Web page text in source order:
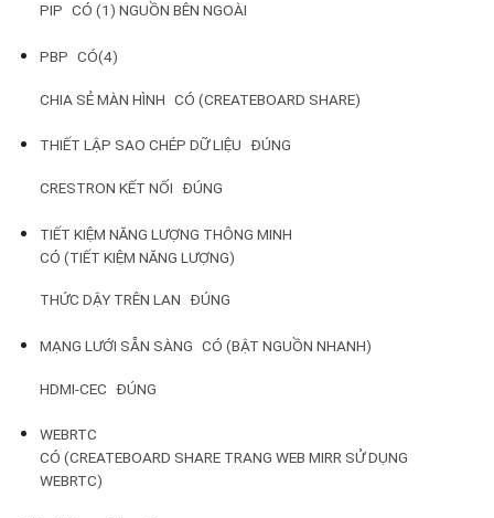
PIP CÓ (1) NGUỒN BÊN NGOÀI
PBP CÓ(4)
CHIA SẺ MÀN HÌNH CÓ (CREATEBOARD SHARE)
THIẾT LẬP SAO CHÉP DỮ LIỆU ĐÚNG
CRESTRON KẾT NỐI ĐÚNG
TIẾT KIỆM NĂNG LƯỢNG THÔNG MINH
CÓ (TIẾT KIỆM NĂNG LƯỢNG)
THỨC DẬY TRÊN LAN ĐÚNG
MẠNG LƯỚI SẴN SÀNG CÓ (BẬT NGUỒN NHANH)
HDMI-CEC ĐÚNG
WEBRTC
CÓ (CREATEBOARD SHARE TRANG WEB MIRR SỬ DỤNG
WEBRTC)